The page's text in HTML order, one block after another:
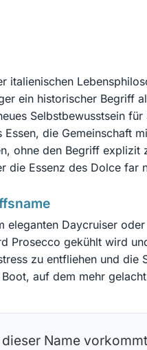
italienischen
ein historischer Begriff
Selbstbewusstsein
die Gemeinschaft
ohne den Begriff
die Essenz des Dolce far
eleganten Daycruiser
Prosecco gekühlt wird
zu entfliehen und die
auf dem mehr
Name